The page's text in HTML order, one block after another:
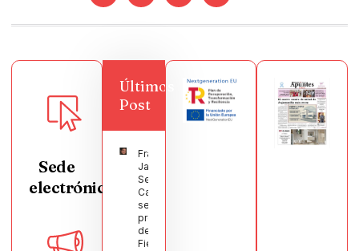
Sede
electrónica
Últimos
Post
Francisco
Javier
Segura
Castellanos
será el
pregonero
de las
Fiestas